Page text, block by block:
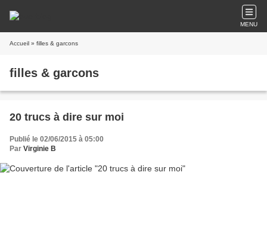
MENU
Accueil » filles & garcons
filles & garcons
20 trucs à dire sur moi
Publié le 02/06/2015 à 05:00
Par Virginie B